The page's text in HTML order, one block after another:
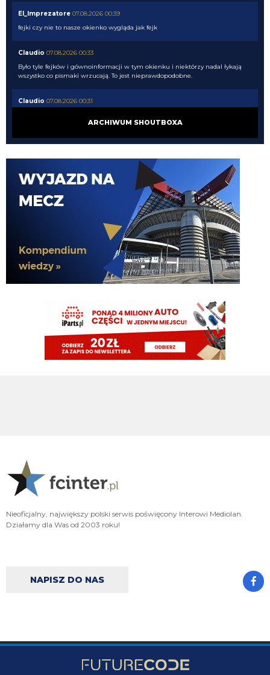
El_Imprezatore 07.08.2026 00:39
fejki czy nie to nasze okienko wygląda jak fejk
Claudio 07.08.2026 00:33
Było tyle fejków i gównoinformacji w tym okienku i niektórzy nadal łykają
wszystko co pismaki wrzucają. To jest nieprawdopodobne.
Claudio 07.08.2026 00:31
El_Imprezatore 07.08.2026 00:09
Claudio 06.08.2026 23:58
pismaki zawsze maja info z opoznieniem. Moze juz dawno dali sobie spokoj
z Romero. To wiedza tylko wewnatrz Interu
Żebyscie sie jeszcze nie zdziwili jak CHivu po treningach uznal ze Pavard
ma motywacje i odpowiednie umiejetnosci i sam chce by zostal, a kasa ma
isc na inne pozycje
Jaworeq 06.08.2026 23:33
06.08.2026 23:14
Misterem X był Benjamin Pavard. Witamy w Interze!
FENDI_SOSA 06.08.2026 22:15
Ważniejsze mamy pozycje do obstawienia
FENDI_SOSA
06.08.2026 22:15
nie może
Rebelde jaki plac budowy ?XD Nikt budowy nie rozpoczął w tym sezonie xd
ARCHIWUM SHOUTBOXA
Nieoficjalny, największy polski serwis poświęcony Interowi Mediolan.
Działamy dla Was od 2003 roku!
NAPISZ DO NAS